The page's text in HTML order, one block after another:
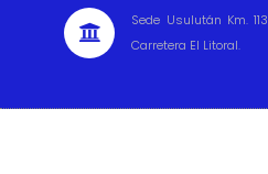

Sede Usulután Km. 113
Carretera El Litoral.